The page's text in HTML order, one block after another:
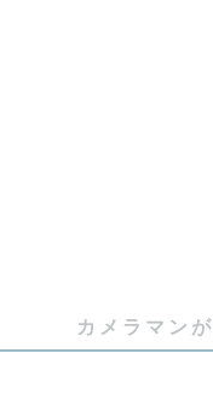
ニコン様、積
カメラマン